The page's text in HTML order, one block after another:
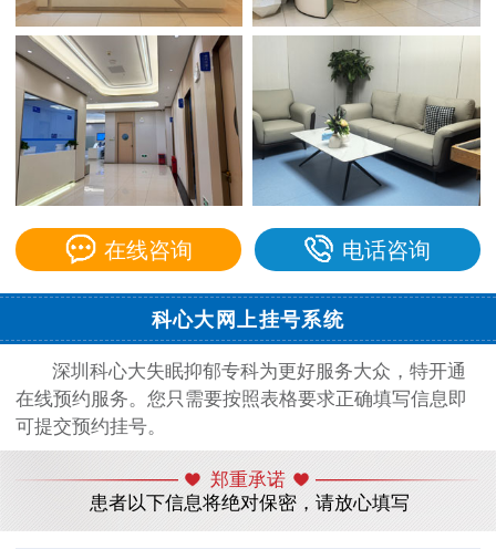
在线咨询 电话咨询
科心大网上挂号系统
深圳科心大失眠抑郁专科为更好服务大众，特开通
在线预约服务。您只需要按照表格要求正确填写信息即
可提交预约挂号。
郑重承诺
患者以下信息将绝对保密，请放心填写